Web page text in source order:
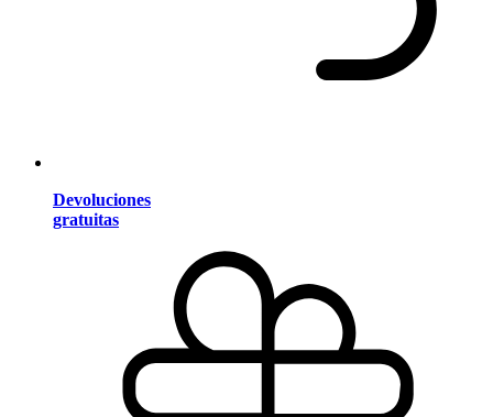
Devoluciones
gratuitas